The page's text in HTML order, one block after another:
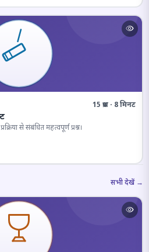
15 प्रश्न · 8 मिनट
से संबंधित महत्वपूर्ण प्रश्न।
सभी देखें →